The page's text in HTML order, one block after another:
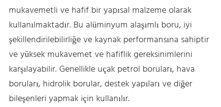
mukavemetli ve hafif bir yapısal malzeme olarak
kullanılmaktadır. Bu alüminyum alaşımlı boru, iyi
şekillendirilebilirliğe ve kaynak performansına sahiptir
ve yüksek mukavemet ve hafiflik gereksinimlerini
karşılayabilir. Genellikle uçak petrol boruları, hava
boruları, hidrolik borular, destek yapıları ve diğer
bileşenleri yapmak için kullanılır.